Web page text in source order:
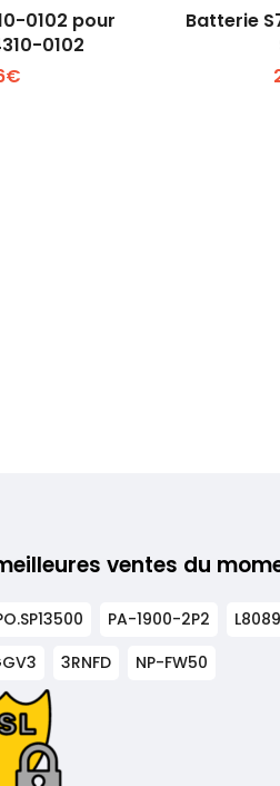
+
0102 pour
0102
Batterie
ventes du
PA-1900-2P2
3RNFD NP-FW50